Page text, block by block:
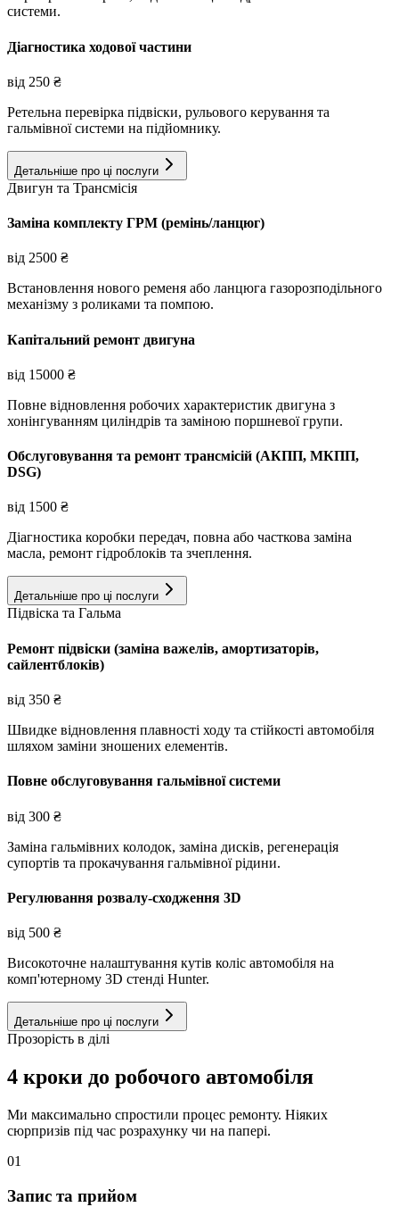
системи.
Діагностика ходової частини
від 250 ₴
Ретельна перевірка підвіски, рульового керування та
гальмівної системи на підйомнику.
Детальніше про ці послуги
Двигун та Трансмісія
Заміна комплекту ГРМ (ремінь/ланцюг)
від 2500 ₴
Встановлення нового ременя або ланцюга газорозподільного
механізму з роликами та помпою.
Капітальний ремонт двигуна
від 15000 ₴
Повне відновлення робочих характеристик двигуна з
хонінгуванням циліндрів та заміною поршневої групи.
Обслуговування та ремонт трансмісій (АКПП, МКПП,
DSG)
від 1500 ₴
Діагностика коробки передач, повна або часткова заміна
масла, ремонт гідроблоків та зчеплення.
Детальніше про ці послуги
Підвіска та Гальма
Ремонт підвіски (заміна важелів, амортизаторів,
сайлентблоків)
від 350 ₴
Швидке відновлення плавності ходу та стійкості автомобіля
шляхом заміни зношених елементів.
Повне обслуговування гальмівної системи
від 300 ₴
Заміна гальмівних колодок, заміна дисків, регенерація
супортів та прокачування гальмівної рідини.
Регулювання розвалу-сходження 3D
від 500 ₴
Високоточне налаштування кутів коліс автомобіля на
комп'ютерному 3D стенді Hunter.
Детальніше про ці послуги
Прозорість в ділі
4 кроки до робочого автомобіля
Ми максимально спростили процес ремонту. Ніяких
сюрпризів під час розрахунку чи на папері.
01
Запис та прийом